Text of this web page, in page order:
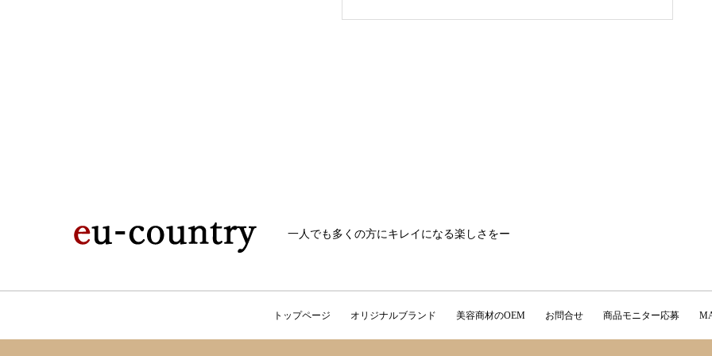
一人でも多くの方にキレイになる楽しさをー
トップページ オリジナルブランド 美容商材のOEM お問合せ 商品モニター応募